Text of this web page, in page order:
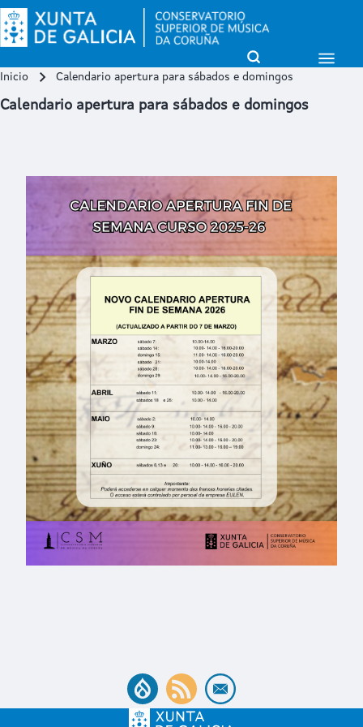
Buscar
Open Sidebar
Open Search Block
Inicio Calendario apertura para sábados e domingos
Calendario apertura para sábados e domingos